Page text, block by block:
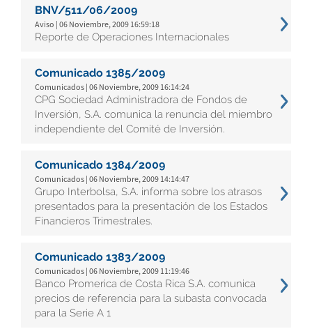
BNV/511/06/2009
Aviso | 06 Noviembre, 2009 16:59:18
Reporte de Operaciones Internacionales
Comunicado 1385/2009
Comunicados | 06 Noviembre, 2009 16:14:24
CPG Sociedad Administradora de Fondos de
Inversión, S.A. comunica la renuncia del miembro
independiente del Comité de Inversión.
Comunicado 1384/2009
Comunicados | 06 Noviembre, 2009 14:14:47
Grupo Interbolsa, S.A. informa sobre los atrasos
presentados para la presentación de los Estados
Financieros Trimestrales.
Comunicado 1383/2009
Comunicados | 06 Noviembre, 2009 11:19:46
Banco Promerica de Costa Rica S.A. comunica
precios de referencia para la subasta convocada
para la Serie A 1